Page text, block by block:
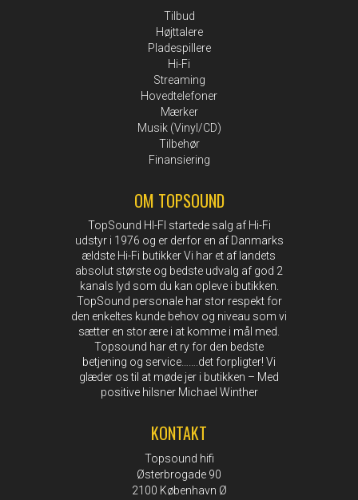
Tilbud
Højttalere
Pladespillere
Hi-Fi
Streaming
Hovedtelefoner
Mærker
Musik (Vinyl/CD)
Tilbehør
Finansiering
OM TOPSOUND
TopSound HI-FI startede salg af Hi-Fi
udstyr i 1976 og er derfor en af Danmarks
ældste Hi-Fi butikker Vi har et af landets
absolut største og bedste udvalg af god 2
kanals lyd som du kan opleve i butikken.
TopSound personale har stor respekt for
den enkeltes kunde behov og niveau som vi
sætter en stor ære i at komme i mål med.
Topsound har et ry for den bedste
betjening og service…….det forpligter! Vi
glæder os til at møde jer i butikken – Med
positive hilsner Michael Winther
KONTAKT
Topsound hifi
Østerbrogade 90
2100 København Ø